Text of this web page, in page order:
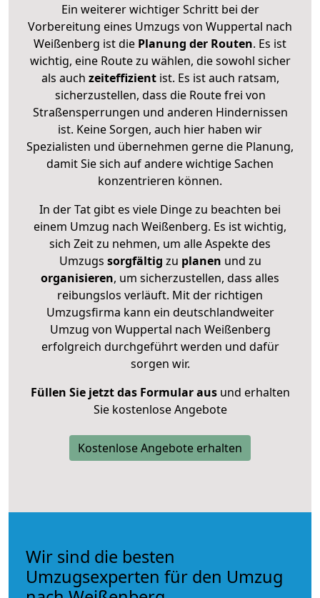
Ein weiterer wichtiger Schritt bei der
Vorbereitung eines Umzugs von Wuppertal nach
Weißenberg ist die Planung der Routen. Es ist
wichtig, eine Route zu wählen, die sowohl sicher
als auch zeiteffizientist. Es ist auch ratsam,
sicherzustellen, dass die Route frei von
Straßensperrungen und anderen Hindernissen
ist. Keine Sorgen, auch hier haben wir
Spezialisten und übernehmen gerne die Planung,
damit Sie sich auf andere wichtige Sachen
konzentrieren können.
In der Tat gibt es viele Dinge zu beachten bei
einem Umzug nach Weißenberg. Es ist wichtig,
sich Zeit zu nehmen, um alle Aspekte des
Umzugs sorgfältig zu planen und zu
organisieren, um sicherzustellen, dass alles
reibungslos verläuft. Mit der richtigen
Umzugsfirma kann ein deutschlandweiter
Umzug von Wuppertal nach Weißenberg
erfolgreich durchgeführt werden und dafür
sorgen wir.
Füllen Sie jetzt das Formular ausund erhalten
Sie kostenlose Angebote
Kostenlose Angebote erhalten
Wir sind die besten
Umzugsexperten für den Umzug